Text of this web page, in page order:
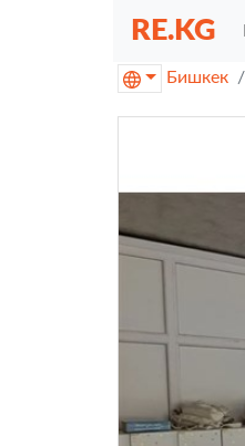
RE.KG
Бишкек